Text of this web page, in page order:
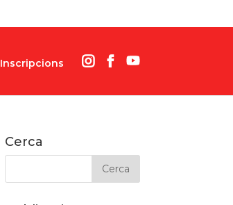
Inscripcions
Cerca